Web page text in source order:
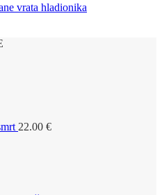
vrata hladionika
22.00 €